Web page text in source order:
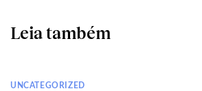
Leia também
UNCATEGORIZED